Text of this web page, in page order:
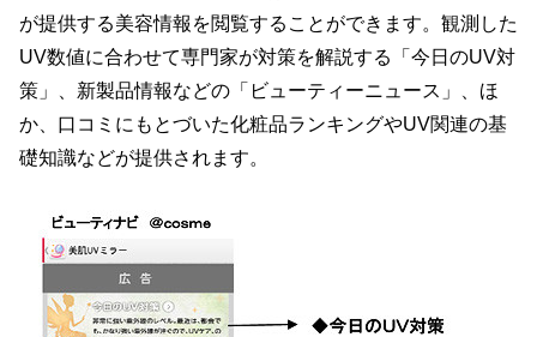
が提供する美容情報を閲覧することができます。観測した
UV数値に合わせて専門家が対策を解説する「今日のUV対
策」、新製品情報などの「ビューティーニュース」、ほ
か、口コミにもとづいた化粧品ランキングやUV関連の基
礎知識などが提供されます。